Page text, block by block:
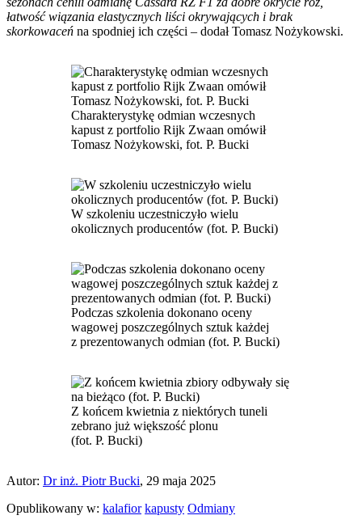
łatwość wiązania elastycznych liści okrywających i brak
skorkowaceń na spodniej ich części – dodał Tomasz Nożykowski.
Charakterystykę odmian wczesnych
kapust z portfolio Rijk Zwaan omówił
Tomasz Nożykowski, fot. P. Bucki
W szkoleniu uczestniczyło wielu
okolicznych producentów (fot. P. Bucki)
Podczas szkolenia dokonano oceny
wagowej poszczególnych sztuk każdej
z prezentowanych odmian (fot. P. Bucki)
Z końcem kwietnia z niektórych tuneli
zebrano już większość plonu
(fot. P. Bucki)
Autor: Dr inż. Piotr Bucki, 29 maja 2025
Opublikowany w: kalafior kapusty Odmiany